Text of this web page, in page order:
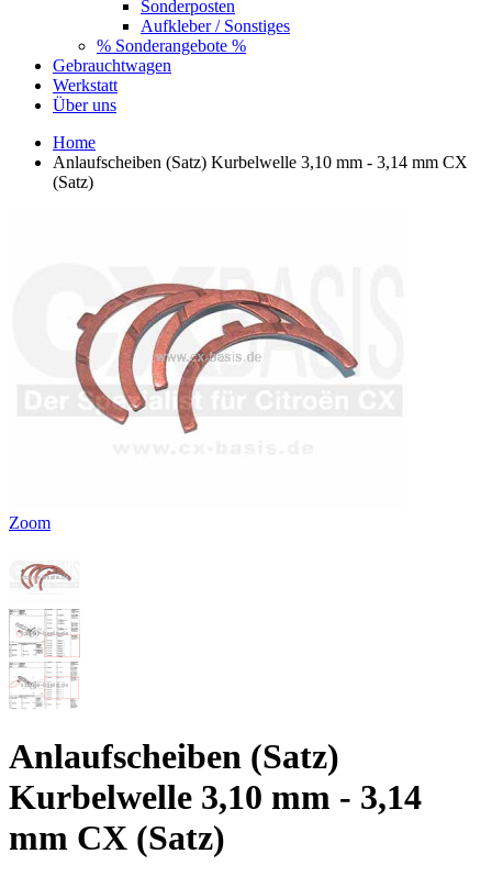
Sonderposten
Aufkleber / Sonstiges
% Sonderangebote %
Gebrauchtwagen
Werkstatt
Über uns
Home
Anlaufscheiben (Satz) Kurbelwelle 3,10 mm - 3,14 mm CX
(Satz)
Zoom
Anlaufscheiben (Satz)
Kurbelwelle 3,10 mm - 3,14
mm CX (Satz)